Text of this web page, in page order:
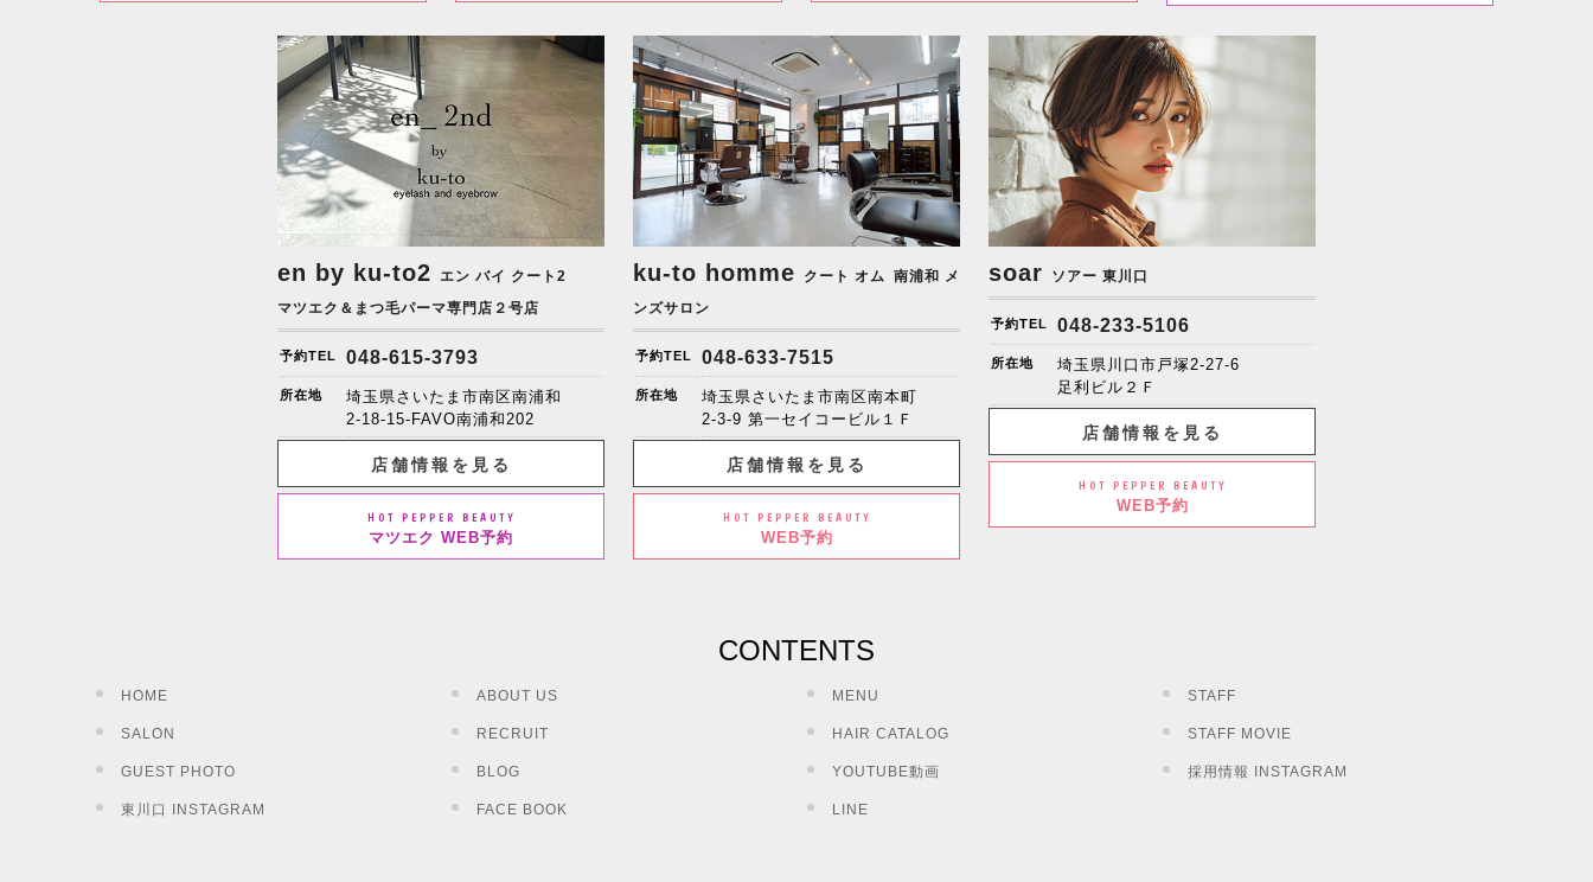
en by ku-to2
エン バイ クート2
マツエク＆まつ毛パーマ専門店２号店
予約TEL 048-615-3793
所在地
埼玉県さいたま市南区南浦和
2-18-15-FAVO南浦和202
店舗情報を見る
HOT PEPPER BEAUTY
マツエク WEB予約
ku-to homme クート オム 南浦和 メ
ンズサロン
予約TEL 048-633-7515
所在地
埼玉県さいたま市南区南本町
2-3-9 第一セイコービル１Ｆ
店舗情報を見る
HOT PEPPER BEAUTY
WEB予約
soar ソアー 東川口
予約TEL 048-233-5106
所在地
埼玉県川口市戸塚2-27-6
足利ビル２Ｆ
店舗情報を見る
HOT PEPPER BEAUTY
WEB予約
CONTENTS
HOME ABOUT US MENU STAFF
SALON RECRUIT HAIR CATALOG STAFF MOVIE
GUEST PHOTO BLOG YOUTUBE動画 採用情報 INSTAGRAM
東川口 INSTAGRAM FACE BOOK LINE